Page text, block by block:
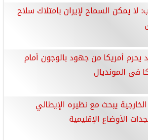
لا يمكن السماح لإيران بامتلاك سلاح
يحرم أمريكا من جهود بالوجون أمام
فى المونديال
الخارجية يبحث مع نظيره الإيطالي
الأوضاع الإقليمية